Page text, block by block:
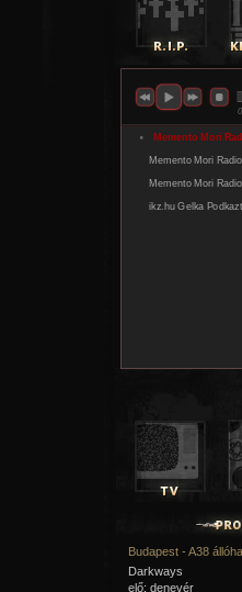
21:00 - 23:05
00:45 - 02:25 Liza,
PÉNTEK (február
21:00 - 23:15
23:00 - 02:00 New
01:20 - 03:30 Good
VASÁRNAP
17:55 - 19:20
18:25 - 21:00 Pi
08:00 - 10:05 Good
00:25 - 01:35
PÉNTEK (február
22:15 - 23:50 Drága
23:05 - 00:25
SZOMBAT (február
22:45 - 02:15 A
23:20 - 01:30
VASÁRNAP (február
Budapest - A38
Darkways
elő: denevér